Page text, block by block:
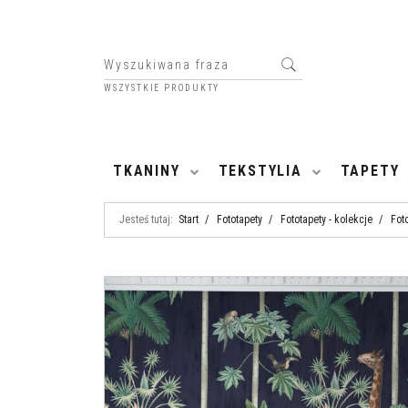
WSZYSTKIE PRODUKTY
TKANINY TEKSTYLIA TAPETY
Jesteś tutaj: Start / Fototapety / Fototapety - kolekcje /